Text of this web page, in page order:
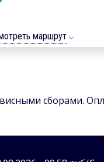
маршрут
сборами.